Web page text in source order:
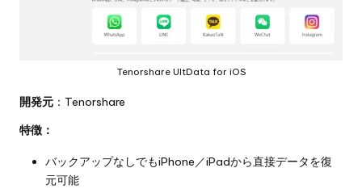
Tenorshare UltData for iOS
開発元 ：Tenorshare
特徴：
バックアップなしでもiPhone／iPadから直接データを復
元可能